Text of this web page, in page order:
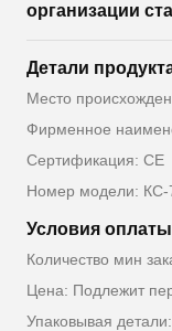
организации
Детали
Место
Фирменное
Сертификация: CE
Номер модели: КС-
Условия
Количество мин
Цена: Подлежит
Упаковывая